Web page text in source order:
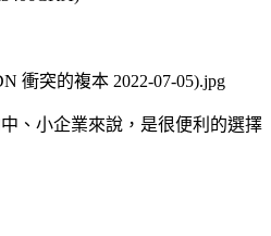
、小企業來說，是很便利的選擇